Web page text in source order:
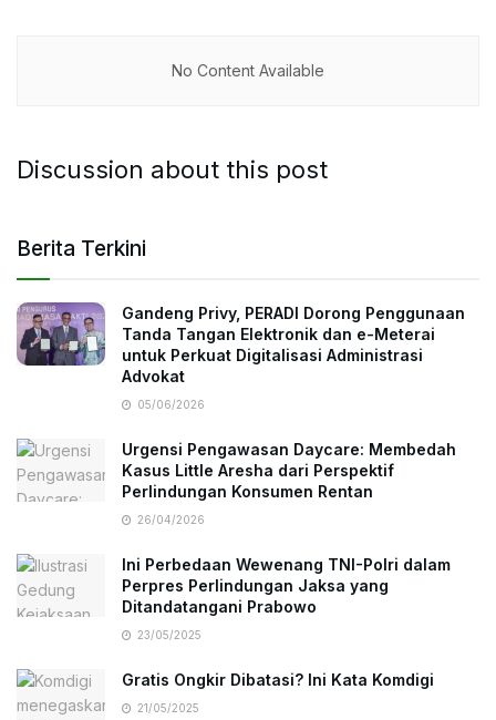
No Content Available
Discussion about this post
Berita Terkini
Gandeng Privy, PERADI Dorong Penggunaan
Tanda Tangan Elektronik dan e-Meterai
untuk Perkuat Digitalisasi Administrasi
Advokat
05/06/2026
Urgensi Pengawasan Daycare: Membedah
Kasus Little Aresha dari Perspektif
Perlindungan Konsumen Rentan
26/04/2026
Ini Perbedaan Wewenang TNI-Polri dalam
Perpres Perlindungan Jaksa yang
Ditandatangani Prabowo
23/05/2025
Gratis Ongkir Dibatasi? Ini Kata Komdigi
21/05/2025